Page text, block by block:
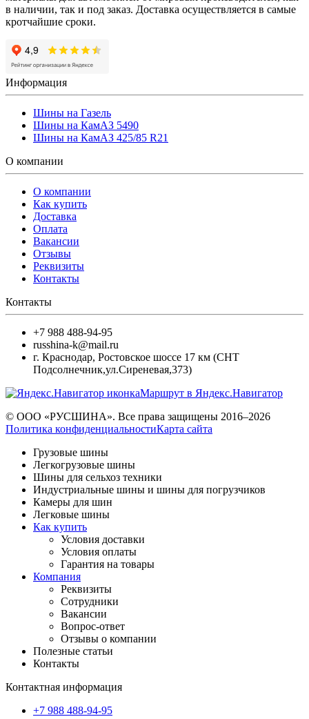
в наличии, так и под заказ. Доставка осуществляется в самые
кротчайшие сроки.
Информация
Шины на Газель
Шины на КамАЗ 5490
Шины на КамАЗ 425/85 R21
О компании
О компании
Как купить
Доставка
Оплата
Вакансии
Отзывы
Реквизиты
Контакты
Контакты
+7 988 488-94-95
russhina-k@mail.ru
г. Краснодар, Ростовское шоссе 17 км (СНТ
Подсолнечник,ул.Сиреневая,373)
Маршрут в Яндекс.Навигатор
© ООО «РУСШИНА». Все права защищены 2016–2026
Политика конфиденциальностиКарта сайта
Грузовые шины
Легкогрузовые шины
Шины для сельхоз техники
Индустриальные шины и шины для погрузчиков
Камеры для шин
Легковые шины
Как купить
Условия доставки
Условия оплаты
Гарантия на товары
Компания
Реквизиты
Сотрудники
Вакансии
Вопрос-ответ
Отзывы о компании
Полезные статьи
Контакты
Контактная информация
+7 988 488-94-95